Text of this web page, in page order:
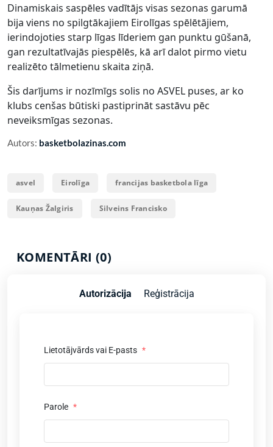
Dinamiskais saspēles vadītājs visas sezonas garumā
bija viens no spilgtākajiem Eirolīgas spēlētājiem,
ierindojoties starp līgas līderiem gan punktu gūšanā,
gan rezultatīvajās piespēlēs, kā arī dalot pirmo vietu
realizēto tālmetienu skaita ziņā.
Šis darījums ir nozīmīgs solis no ASVEL puses, ar ko
klubs cenšas būtiski pastiprināt sastāvu pēc
neveiksmīgas sezonas.
Autors: basketbolazinas.com
asvel Eirolīga francijas basketbola līga
Kauņas Žalgiris Silveins Francisko
KOMENTĀRI (0)
Autorizācija Reģistrācija
Lietotājvārds vai E-pasts *
Parole *